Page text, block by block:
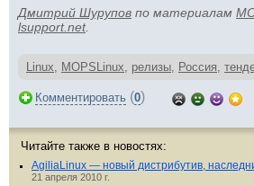
Дмитрий Шурупов по материалам
lsupport.net.
Linux, MOPSLinux, релизы, Россия,
Комментировать (0)
Читайте также в новостях:
AgiliaLinux — новый дистрибутив,
21 апреля 2010 г.